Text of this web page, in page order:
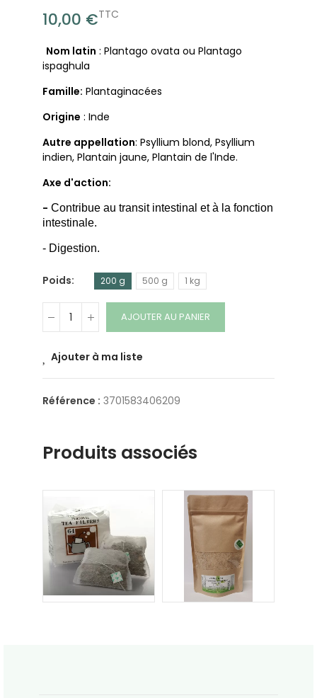
10,00 €TTC
Nom latin : Plantago ovata ou Plantago
ispaghula
Famille: Plantaginacées
Origine : Inde
Autre appellation: Psyllium blond, Psyllium
indien, Plantain jaune, Plantain de l'Inde.
Axe d'action:
- Contribue au transit intestinal et à la fonction
intestinale.
- Digestion.
Poids 200 g 500 g 1 kg
AJOUTER AU PANIER
Ajouter à ma liste
Référence : 3701583406209
Produits associés